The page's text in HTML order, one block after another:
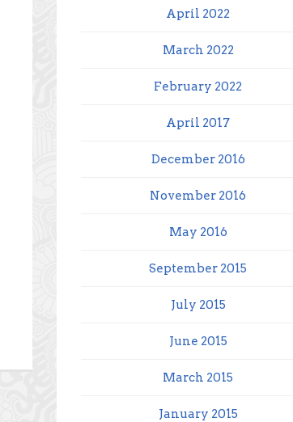
April 2022
March 2022
February 2022
April 2017
December 2016
November 2016
May 2016
September 2015
July 2015
June 2015
March 2015
January 2015